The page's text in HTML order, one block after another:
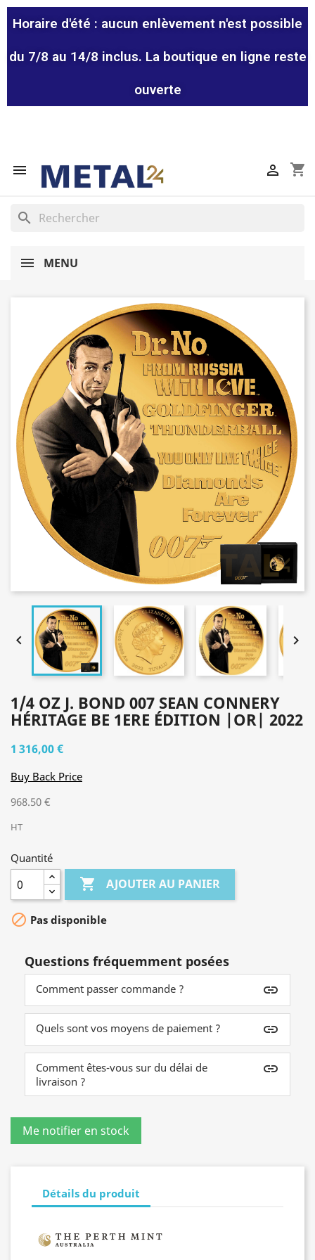
Horaire d'été : aucun enlèvement n'est possible
du 7/8 au 14/8 inclus. La boutique en ligne reste
ouverte
 shopping_cart

search
MENU
 
1/4 OZ J. BOND 007 SEAN CONNERY
HÉRITAGE BE 1ERE ÉDITION |OR| 2022
1 316,00 €
Buy Back Price
968.50 €
HT
Quantité
 AJOUTER AU PANIER
 Pas disponible
Questions fréquemment posées
Comment passer commande ? insert_link
Quels sont vos moyens de paiement ? insert_link
Comment êtes-vous sur du délai de
livraison ?
insert_link
Détails du produit